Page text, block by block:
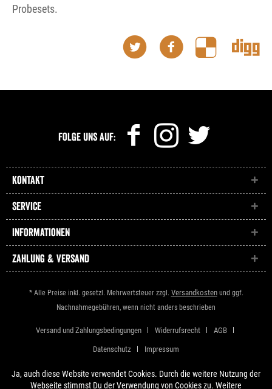
Probesets.
Folge uns auf:
Kontakt
Service
Informationen
Zahlung & Versand
* Alle Preise inkl. gesetzl. Mehrwertsteuer zzgl. Versandkostenund ggf.
Nachnahmegebühren, wenn nicht anders beschrieben
Versand und Zahlungsbedingungen Widerrufsrecht AGB
Datenschutz Impressum
Ja, auch diese Website verwendet Cookies. Durch die weitere Nutzung der
Webseite stimmst Du der Verwendung von Cookies zu. Weitere